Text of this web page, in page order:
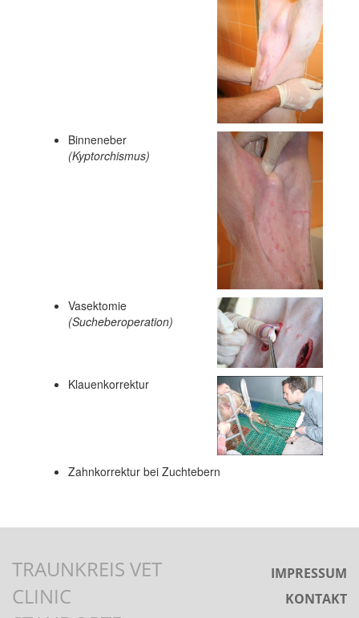
Binneneber
(Kyptorchismus)
Vasektomie
(Sucheberoperation)
Klauenkorrektur
Zahnkorrektur bei Zuchtebern
TRAUNKREIS VET
CLINIC
IMPRESSUM
KONTAKT